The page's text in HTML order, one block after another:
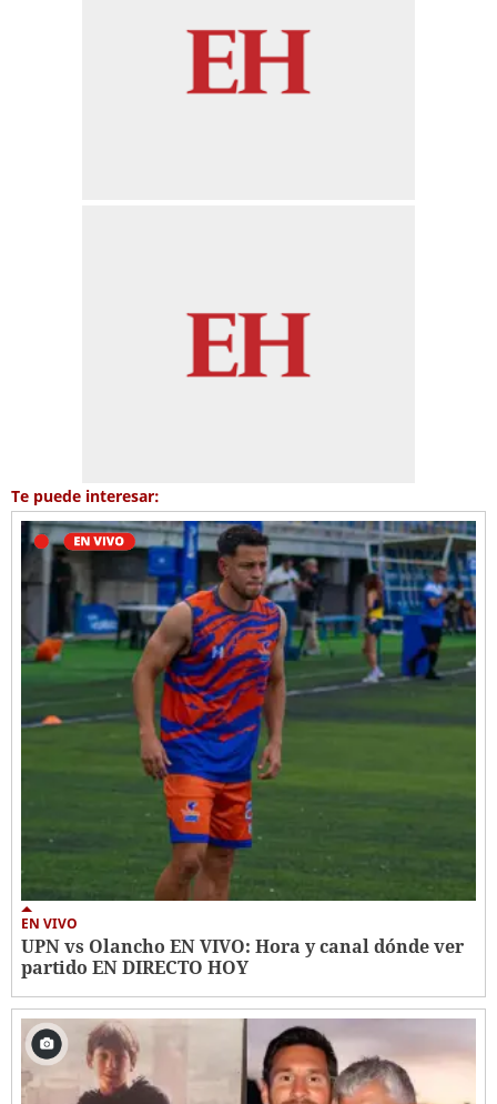
Te puede interesar:
EN VIVO
UPN vs Olancho EN VIVO: Hora y canal dónde ver
partido EN DIRECTO HOY